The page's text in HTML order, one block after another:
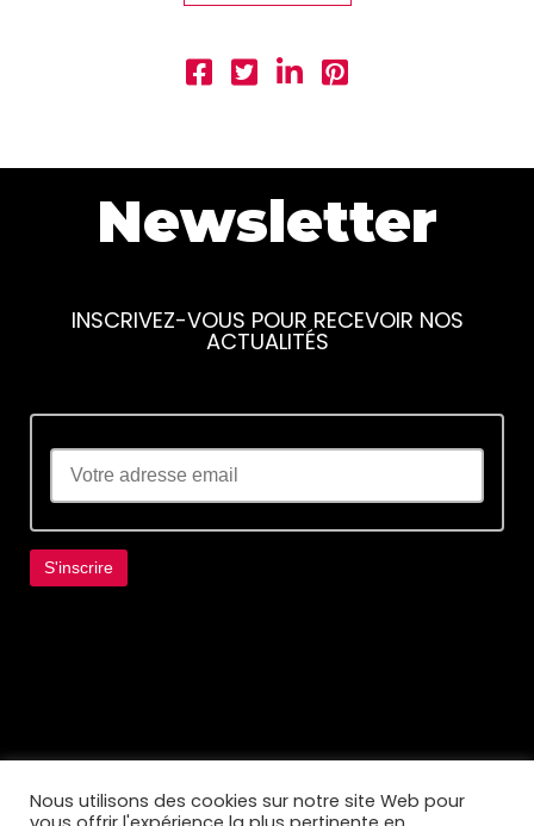
Newsletter
INSCRIVEZ-VOUS POUR RECEVOIR NOS
ACTUALITÉS
Nous utilisons des cookies sur notre site Web pour